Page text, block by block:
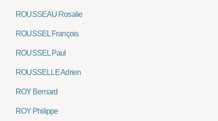
ROUSSEAU Rosalie
ROUSSEL François
ROUSSEL Paul
ROUSSELLE Adrien
ROY Bernard
ROY Philippe